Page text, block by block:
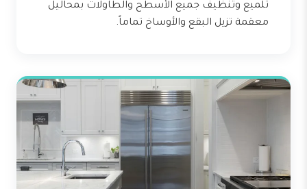
تلميع وتنظيف جميع الأسطح والطاولات بمحاليل
معقمة تزيل البقع والأوساخ تماماً.